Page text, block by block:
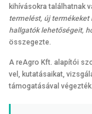
kihívásokra találhatnak
termelést, új termékeket
hallgatók lehetőségeit,
összegezte.
A reAgro Kft. alapítói
vel, kutatásaikat,
támogatásával végezték.